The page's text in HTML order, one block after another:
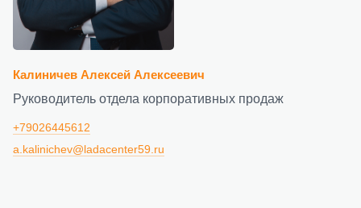
Калиничев Алексей Алексеевич
Руководитель отдела корпоративных продаж
+79026445612
a.kalinichev@ladacenter59.ru